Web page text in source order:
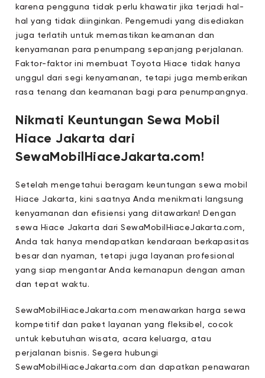
karena pengguna tidak perlu khawatir jika terjadi hal-
hal yang tidak diinginkan. Pengemudi yang disediakan
juga terlatih untuk memastikan keamanan dan
kenyamanan para penumpang sepanjang perjalanan.
Faktor-faktor ini membuat Toyota Hiace tidak hanya
unggul dari segi kenyamanan, tetapi juga memberikan
rasa tenang dan keamanan bagi para penumpangnya.
Nikmati Keuntungan Sewa Mobil
Hiace Jakarta dari
SewaMobilHiaceJakarta.com!
Setelah mengetahui beragam keuntungan sewa mobil
Hiace Jakarta, kini saatnya Anda menikmati langsung
kenyamanan dan efisiensi yang ditawarkan! Dengan
sewa Hiace Jakarta dari SewaMobilHiaceJakarta.com,
Anda tak hanya mendapatkan kendaraan berkapasitas
besar dan nyaman, tetapi juga layanan profesional
yang siap mengantar Anda kemanapun dengan aman
dan tepat waktu.
SewaMobilHiaceJakarta.com menawarkan harga sewa
kompetitif dan paket layanan yang fleksibel, cocok
untuk kebutuhan wisata, acara keluarga, atau
perjalanan bisnis. Segera hubungi
SewaMobilHiaceJakarta.com dan dapatkan penawaran